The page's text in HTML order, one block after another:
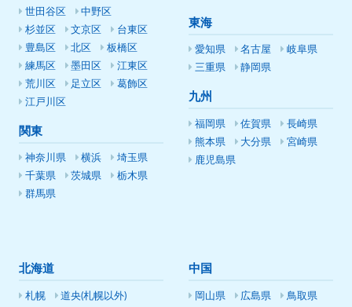
世田谷区
中野区
杉並区
文京区
台東区
豊島区
北区
板橋区
練馬区
墨田区
江東区
荒川区
足立区
葛飾区
江戸川区
関東
神奈川県 横浜
埼玉県
千葉県
茨城県
栃木県
群馬県
東海
愛知県 名古屋
岐阜県
三重県
静岡県
九州
福岡県 佐賀県
長崎県
熊本県
大分県
宮崎県
鹿児島県
北海道
札幌
道央(札幌以外)
中国
岡山県 広島県
鳥取県